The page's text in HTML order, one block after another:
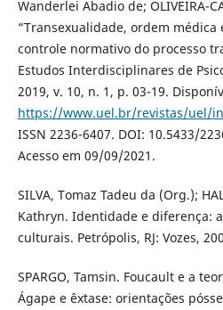
Wanderlei Abadio de; OLIVEIRA-
“Transexualidade, ordem médica
controle normativo do processo
Estudos Interdisciplinares de
2019, v. 10, n. 1, p. 03-19.
https://www.uel.br/revistas/uel/
ISSN 2236-6407. DOI: 10.5433/
Acesso em 09/09/2021.
SILVA, Tomaz Tadeu da (Org.);
Kathryn. Identidade e diferença:
culturais. Petrópolis, RJ: Vozes,
SPARGO, Tamsin. Foucault e a
Ágape e êxtase: orientações